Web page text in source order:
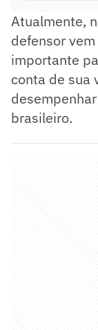
Atualmente,
defensor
importante
conta de sua
brasileiro.